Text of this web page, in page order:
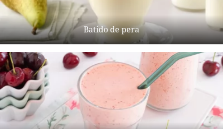
Batido de pera